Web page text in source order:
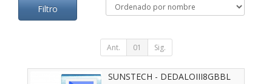
Filtro
Ant. 01 Sig.
SUNSTECH - DEDALOIII8GBBL